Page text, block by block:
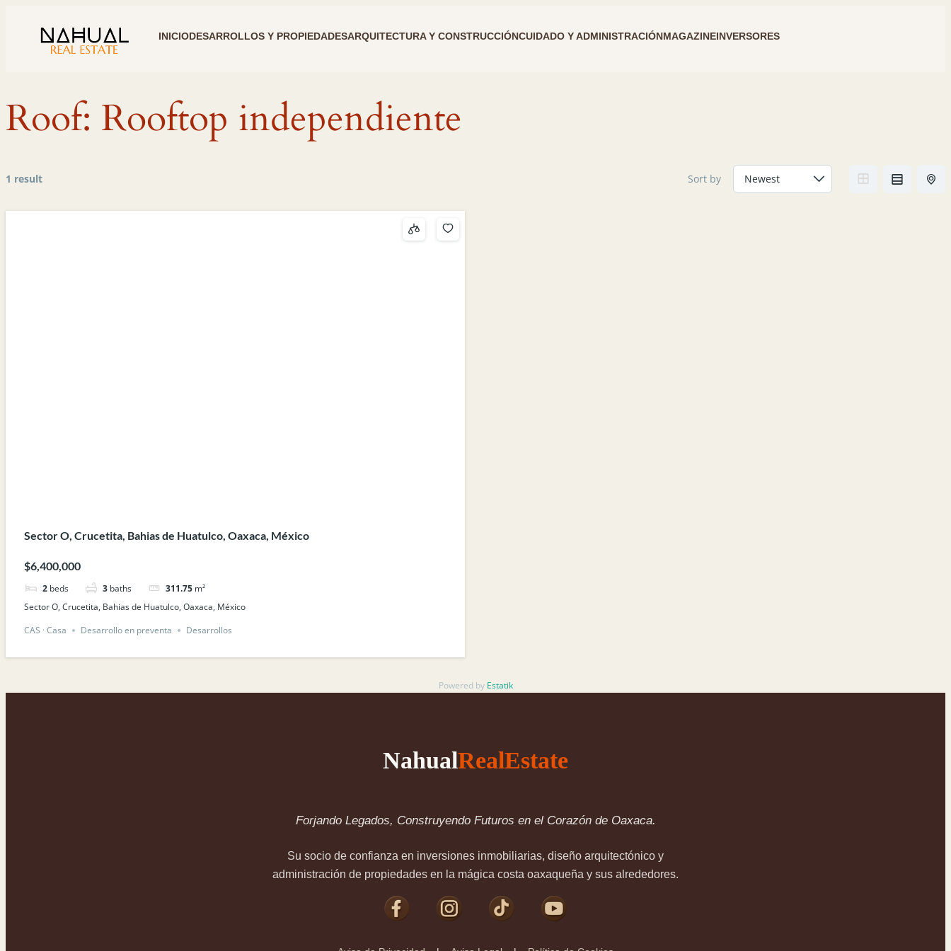
INICIODESARROLLOS Y PROPIEDADESARQUITECTURA Y CONSTRUCCIÓNCUIDADO Y ADMINISTRACIÓNMAGAZINEINVERSORES
Roof: Rooftop independiente
1 result Sort by
Sector O, Crucetita, Bahias de Huatulco, Oaxaca, México
$6,400,000
2 beds 3 baths 311.75 m²
Sector O, Crucetita, Bahias de Huatulco, Oaxaca, México
CAS · Casa
Desarrollo en preventa Desarrollos
Powered by Estatik
NahualRealEstate
Forjando Legados, Construyendo Futuros en el Corazón de Oaxaca.
Su socio de confianza en inversiones inmobiliarias, diseño arquitectónico y
administración de propiedades en la mágica costa oaxaqueña y sus alrededores.